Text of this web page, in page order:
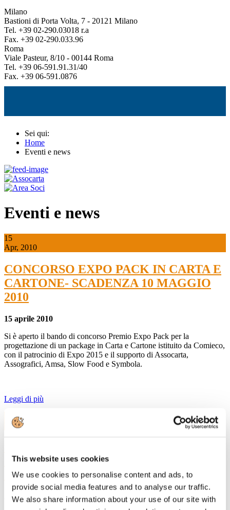
This website uses cookies
We use cookies to personalise content and ads, to
provide social media features and to analyse our traffic.
We also share information about your use of our site with
Milano
Bastioni di Porta Volta, 7 - 20121 Milano
Tel. +39 02-290.03018 r.a
Fax. +39 02-290.033.96
Roma
Viale Pasteur, 8/10 - 00144 Roma
Tel. +39 06-591.91.31/40
Fax. +39 06-591.0876
Sei qui:
Home
Eventi e news
Eventi e news
15
Apr, 2010
CONCORSO EXPO PACK IN CARTA E
CARTONE- SCADENZA 10 MAGGIO
2010
15 aprile 2010
Si è aperto il bando di concorso Premio Expo Pack per la
progettazione di un package in Carta e Cartone istituito da Comieco,
con il patrocinio di Expo 2015 e il supporto di Assocarta,
Assografici, Amsa, Slow Food e Symbola.
Leggi di più
Mar, 2010
GESTIONE DELLA SICUREZZA NEL
SETTORE CARTARIO"
29 marzo 2010